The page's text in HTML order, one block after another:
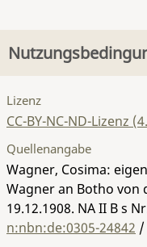
Lizenz
CC-BY-NC-ND-Lizenz
Quellenangabe
Wagner, Cosima:
Wagner an Botho von
19.12.1908. NA II B s
n:nbn:de:0305-24842 /